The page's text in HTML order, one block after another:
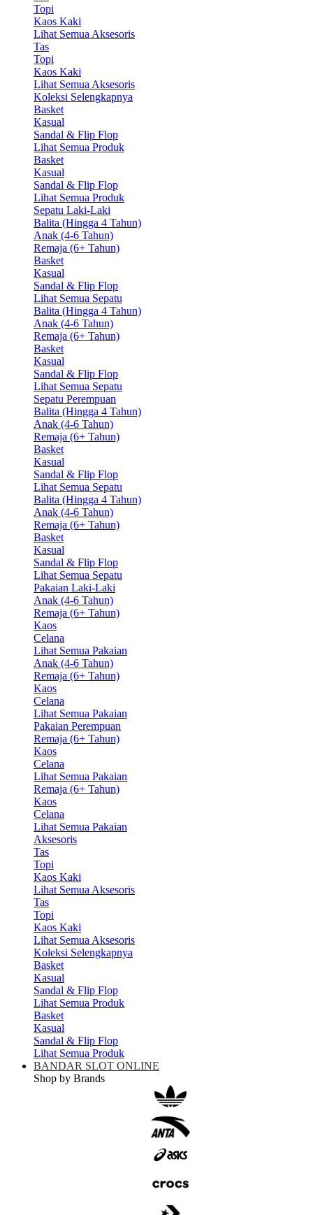
Topi
Kaos Kaki
Lihat Semua Aksesoris
Tas
Topi
Kaos Kaki
Lihat Semua Aksesoris
Koleksi Selengkapnya
Basket
Kasual
Sandal & Flip Flop
Lihat Semua Produk
Basket
Kasual
Sandal & Flip Flop
Lihat Semua Produk
Sepatu Laki-Laki
Balita (Hingga 4 Tahun)
Anak (4-6 Tahun)
Remaja (6+ Tahun)
Basket
Kasual
Sandal & Flip Flop
Lihat Semua Sepatu
Balita (Hingga 4 Tahun)
Anak (4-6 Tahun)
Remaja (6+ Tahun)
Basket
Kasual
Sandal & Flip Flop
Lihat Semua Sepatu
Sepatu Perempuan
Balita (Hingga 4 Tahun)
Anak (4-6 Tahun)
Remaja (6+ Tahun)
Basket
Kasual
Sandal & Flip Flop
Lihat Semua Sepatu
Balita (Hingga 4 Tahun)
Anak (4-6 Tahun)
Remaja (6+ Tahun)
Basket
Kasual
Sandal & Flip Flop
Lihat Semua Sepatu
Pakaian Laki-Laki
Anak (4-6 Tahun)
Remaja (6+ Tahun)
Kaos
Celana
Lihat Semua Pakaian
Anak (4-6 Tahun)
Remaja (6+ Tahun)
Kaos
Celana
Lihat Semua Pakaian
Pakaian Perempuan
Remaja (6+ Tahun)
Kaos
Celana
Lihat Semua Pakaian
Remaja (6+ Tahun)
Kaos
Celana
Lihat Semua Pakaian
Aksesoris
Tas
Topi
Kaos Kaki
Lihat Semua Aksesoris
Tas
Topi
Kaos Kaki
Lihat Semua Aksesoris
Koleksi Selengkapnya
Basket
Kasual
Sandal & Flip Flop
Lihat Semua Produk
Basket
Kasual
Sandal & Flip Flop
Lihat Semua Produk
BANDAR SLOT ONLINE
Shop by Brands